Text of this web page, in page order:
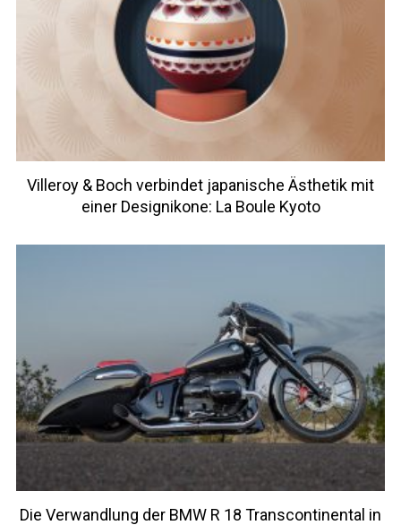
Villeroy & Boch verbindet japanische Ästhetik mit
einer Designikone: La Boule Kyoto
Die Verwandlung der BMW R 18 Transcontinental in